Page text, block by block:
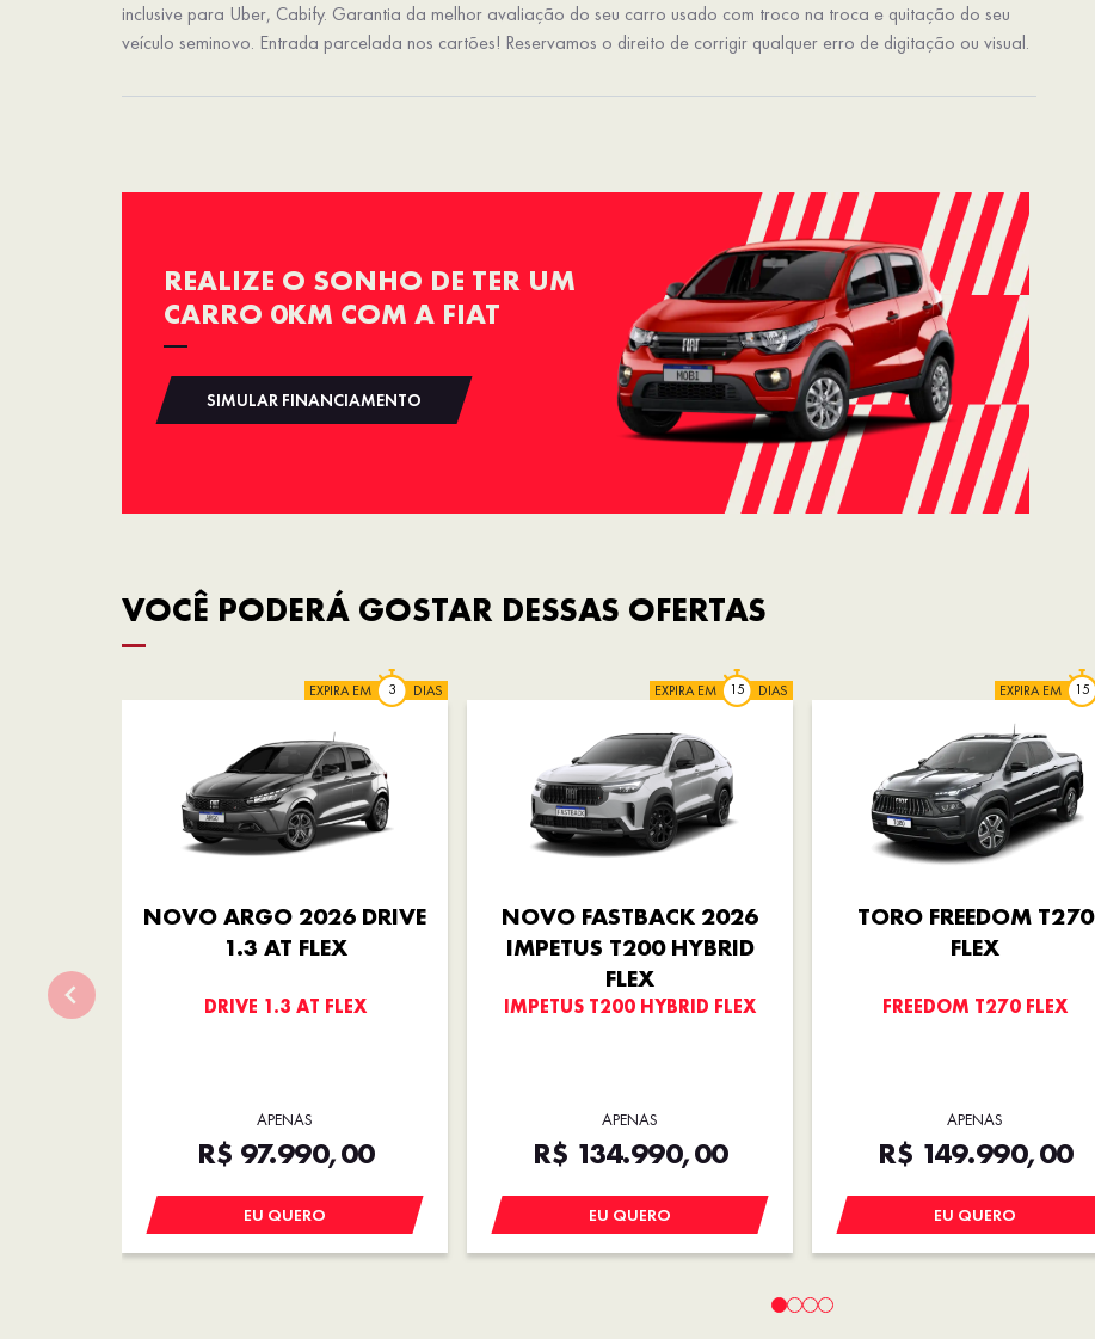
inclusive para Uber, Cabify. Garantia da melhor avaliação do seu carro usado com troco na troca e quitação do seu
veículo seminovo. Entrada parcelada nos cartões! Reservamos o direito de corrigir qualquer erro de digitação ou visual.
REALIZE O SONHO DE TER UM
CARRO 0KM COM A FIAT
SIMULAR FINANCIAMENTO
VOCÊ PODERÁ GOSTAR DESSAS OFERTAS
EXPIRA EM DIAS
NOVO ARGO 2026 DRIVE
1.3 AT FLEX
DRIVE 1.3 AT FLEX
APENAS
R$ 97.990,00
EU QUERO
EXPIRA EM DIAS
NOVO FASTBACK 2026
IMPETUS T200 HYBRID
FLEX
IMPETUS T200 HYBRID FLEX
APENAS
R$ 134.990,00
EU QUERO
EXPIRA EM
TORO FREEDOM T270
FLEX
FREEDOM T270 FLEX
APENAS
R$ 149.990,00
EU QUERO